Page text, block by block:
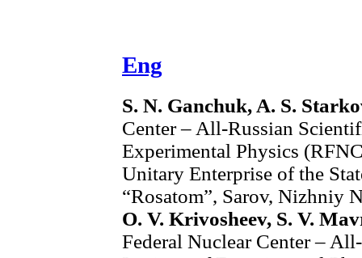
Eng
S. N. Ganchuk, A. S.
Center – All-Russian
Experimental Physics
Unitary Enterprise of the
“Rosatom”, Sarov, Nizhniy
O. V. Krivosheev, S. V.
Federal Nuclear Center –